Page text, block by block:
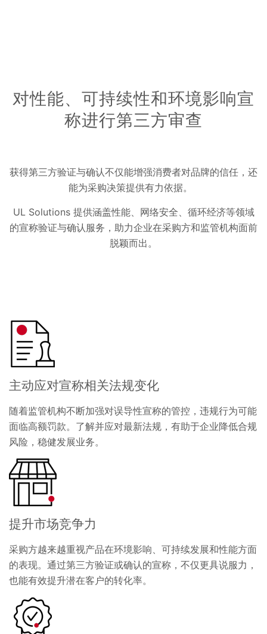
对性能、可持续性和环境影响宣
称进行第三方审查
获得第三方验证与确认不仅能增强消费者对品牌的信任，还
能为采购决策提供有力依据。
UL Solutions 提供涵盖性能、网络安全、循环经济等领域
的宣称验证与确认服务，助力企业在采购方和监管机构面前
脱颖而出。
主动应对宣称相关法规变化
随着监管机构不断加强对误导性宣称的管控，违规行为可能
面临高额罚款。了解并应对最新法规，有助于企业降低合规
风险，稳健发展业务。
提升市场竞争力
采购方越来越重视产品在环境影响、可持续发展和性能方面
的表现。通过第三方验证或确认的宣称，不仅更具说服力，
也能有效提升潜在客户的转化率。